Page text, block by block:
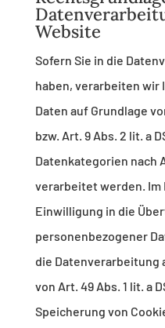
Website
Sofern Sie in die
haben, verarbeiten wir
Daten auf Grundlage
bzw. Art. 9 Abs. 2 lit. a
Datenkategorien nach
verarbeitet werden. Im
Einwilligung in die
personenbezogener
die Datenverarbeitung
von Art. 49 Abs. 1 lit. a
Speicherung von